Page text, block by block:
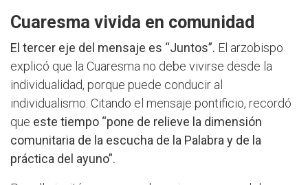
Cuaresma vivida en comunidad
El tercer eje del mensaje es “Juntos”. El arzobispo
explicó que la Cuaresma no debe vivirse desde la
individualidad, porque puede conducir al
individualismo. Citando el mensaje pontificio, recordó
que este tiempo “pone de relieve la dimensión
comunitaria de la escucha de la Palabra y de la
práctica del ayuno”.